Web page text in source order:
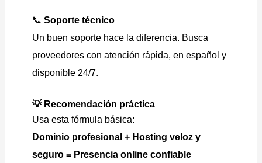
📞Soporte técnico
Un buen soporte hace la diferencia. Busca
proveedores con atención rápida, en español y
disponible 24/7.
💡 Recomendación práctica
Usa esta fórmula básica:
Dominio profesional + Hosting veloz y
seguro = Presencia online confiable